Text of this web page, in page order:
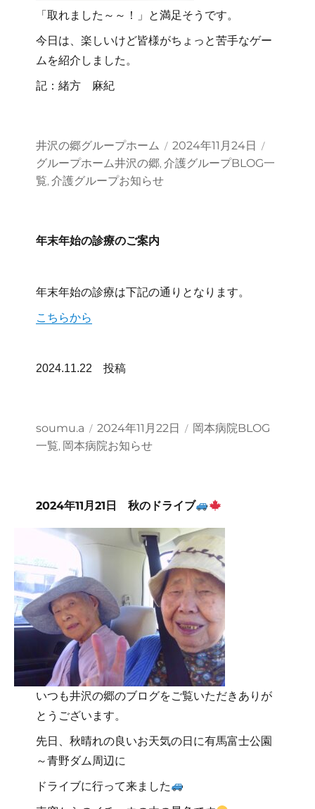
「取れました～～！」と満足そうです。
今日は、楽しいけど皆様がちょっと苦手なゲー
ムを紹介しました。
記：緒方 麻紀
投
稿
井沢の郷グループホーム
投
稿
2024年11月24日
グループホーム井沢の郷,介護グループBLOG一
覧,介護グループお知らせ
年末年始の診療のご案内
年末年始の診療は下記の通りとなります。
こちらから
2024.11.22 投稿
投
soumu.a
投
稿
2024年11月22日
カ
岡本病院BLOG
一覧, 岡本病院お知らせ
2024年11月21日 秋のドライブ
いつも井沢の郷のブログをご覧いただきありが
とうございます。
先日、秋晴れの良いお天気の日に有馬富士公園
～青野ダム周辺に
ドライブに行って来ました